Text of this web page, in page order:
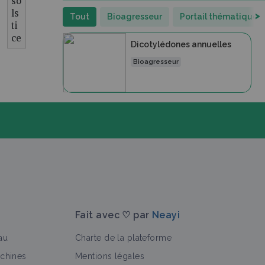
ls
ti
ce
Tout Bioagresseur Portail thématique>
Dicotylédones annuelles
Bioagresseur
Fait avec ♡ par Neayi
Charte de la plateforme
Mentions légales